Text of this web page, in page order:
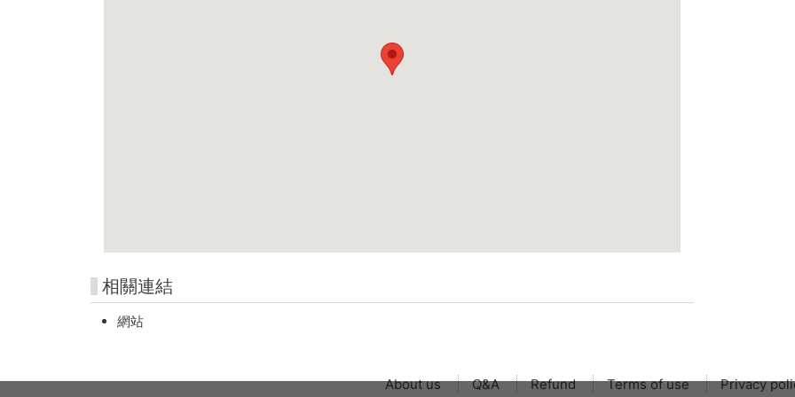
相關連結
網站
About us Q&A Refund Terms of use Privacy